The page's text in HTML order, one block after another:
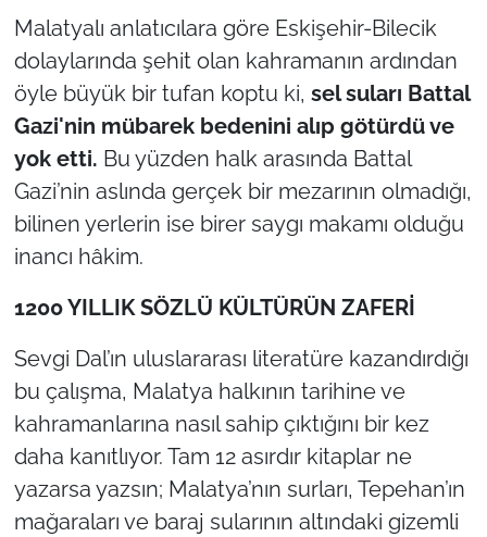
Malatyalı anlatıcılara göre Eskişehir-Bilecik
dolaylarında şehit olan kahramanın ardından
öyle büyük bir tufan koptu ki, sel suları Battal
Gazi'nin mübarek bedenini alıp götürdü ve
yok etti. Bu yüzden halk arasında Battal
Gazi’nin aslında gerçek bir mezarının olmadığı,
bilinen yerlerin ise birer saygı makamı olduğu
inancı hâkim.
1200 YILLIK SÖZLÜ KÜLTÜRÜN ZAFERİ
Sevgi Dal’ın uluslararası literatüre kazandırdığı
bu çalışma, Malatya halkının tarihine ve
kahramanlarına nasıl sahip çıktığını bir kez
daha kanıtlıyor. Tam 12 asırdır kitaplar ne
yazarsa yazsın; Malatya’nın surları, Tepehan’ın
mağaraları ve baraj sularının altındaki gizemli